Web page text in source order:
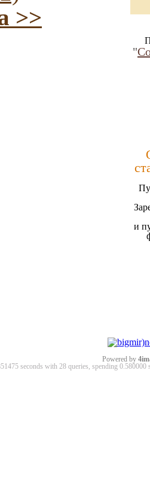
>>
"
и
Powered by
seconds with 28 queries, spending